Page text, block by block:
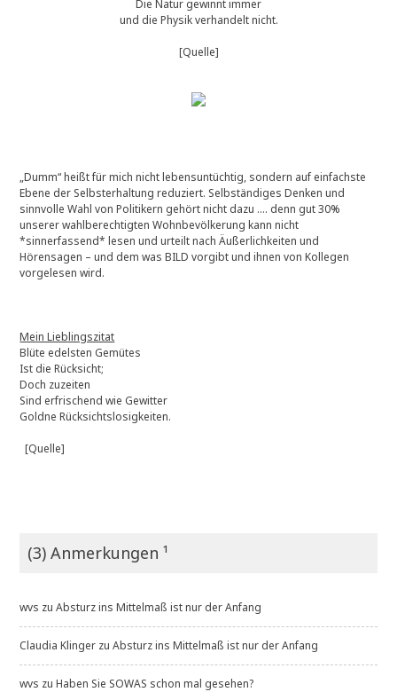
Die Natur gewinnt immer
und die Physik verhandelt nicht.
[Quelle]
„Dumm“ heißt für mich nicht lebensuntüchtig, sondern auf einfachste
Ebene der Selbsterhaltung reduziert. Selbständiges Denken und
sinnvolle Wahl von Politikern gehört nicht dazu …. denn gut 30%
unserer wahlberechtigten Wohnbevölkerung kann nicht
*sinnerfassend* lesen und urteilt nach Äußerlichkeiten und
Hörensagen – und dem was BILD vorgibt und ihnen von Kollegen
vorgelesen wird.
Mein Lieblingszitat
Blüte edelsten Gemütes
Ist die Rücksicht;
Doch zuzeiten
Sind erfrischend wie Gewitter
Goldne Rücksichtslosigkeiten.
[Quelle]
(3) Anmerkungen ¹
wvs zuAbsturz ins Mittelmaß ist nur der Anfang
Claudia Klinger zuAbsturz ins Mittelmaß ist nur der Anfang
wvs zuHaben Sie SOWAS schon mal gesehen?